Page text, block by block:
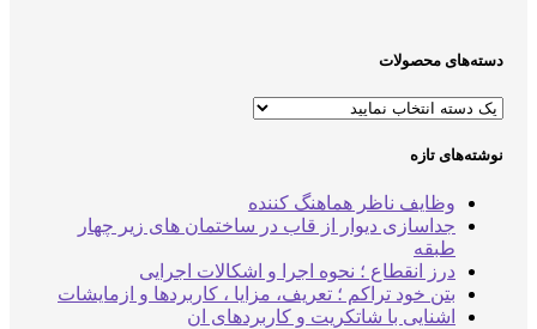
محصولات
تازه
وظایف ناظر هماهنگ کننده
جداسازی دیوار از قاب در ساختمان های زیر چهار
درز انقطاع ؛ نحوه اجرا و اشکالات اجرایی
بتن خود تراکم ؛ تعریف، مزایا ، کاربردها و ازمایشات
اشنایی با شاتکریت و کاربردهای ان